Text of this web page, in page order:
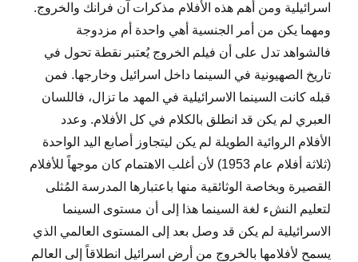
اسرائيلية ومن أهم هذه الأفلام مذكرات آن فرانك والخروج.
ومهما يكن من أمر الجنسية أهي واحدة أم مزدوجة
فالشواهد تدل على أن فيلم الخروج يُعتبر نقطة تحول في
تاريخ الصهيونية في السينما داخل اسرائيل وخارجها. فمن
قبله كانت السينما الاسرائيلية في المهد ما تزال، فاللسان
العبري لم يكن قد انطلق بالكلام في كل الأفلام. وعدد
الأفلام الروائية الطويلة لم يكن ليتجاوز أصابع اليد الواحدة
(ثلاثة أفلام عام 1953) لأن أغلب الاهتمام كان موجهاً للأفلام
القصيرة وبخاصة الوثائقية منها باعتبارها المدرسة المُثلى
لتعليم النشء لغة السينما هذا إلى أن مستوى السينما
الاسرائيلية لم يكن قد وصل بعد إلى المستوى العالمي الذي
يسمح لأفلامها بالخروج من أرض اسرائيل انطلاقاً إلى العالم